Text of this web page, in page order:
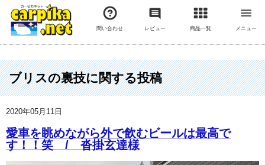
問い合わせ レビュー 商品一覧 メニュー
ブリスの裏技に関する投稿
2020年05月11日
愛車を眺めながら外で飲むビールは最高で
す！！笑 / 沓掛玄達様